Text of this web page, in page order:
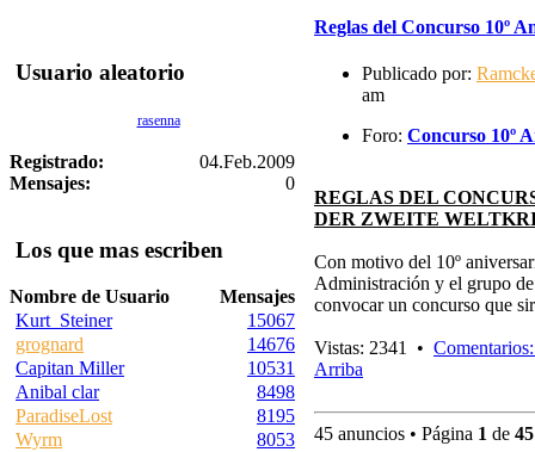
Usuario aleatorio
rasenna
Registrado:
04.Feb.2009
Mensajes:
0
Los que mas escriben
Nombre de Usuario
Mensajes
Kurt_Steiner
15067
grognard
14676
Capitan Miller
10531
Anibal clar
8498
ParadiseLost
8195
Wyrm
8053
Reglas del Concurso 10º
Publicado por:
am
Foro: Concurso 10º
REGLAS DEL
DER ZWEITE
Con motivo del 10º
Administración y el grupo
convocar un concurso que
Vistas: 2341 •
Arriba
45 anuncios • Página 1 de 45